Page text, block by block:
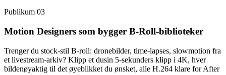
Publikum 03
Motion Designers som bygger B-Roll-biblioteker
Trenger du stock-stil B-roll: dronebilder, time-lapses, slowmotion fra
et livestream-arkiv? Klipp et dusin 5-sekunders klipp i 4K, hver
bildenøyaktig til det øyeblikket du ønsket, alle H.264 klare for After